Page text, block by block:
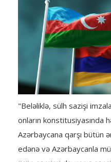
"Beləliklə, sülh sazişi
onların konstitusiyasında
Azərbaycana qarşı bütün
edənə və Azərbaycanla